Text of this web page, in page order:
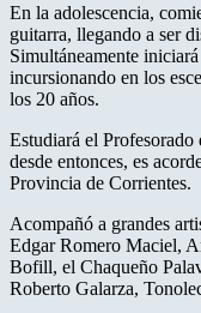
En la adolescencia,
guitarra, llegando a ser
Simultáneamente
incursionando en los
los 20 años.
Estudiará el
desde entonces, es
Provincia de Corrientes.
Acompañó a grandes
Edgar Romero Maciel,
Bofill, el Chaqueño
Roberto Galarza,